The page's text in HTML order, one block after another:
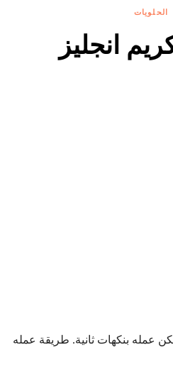
الحلويات
انجليز
عمله بنكهات ثانية. طريقة عمله